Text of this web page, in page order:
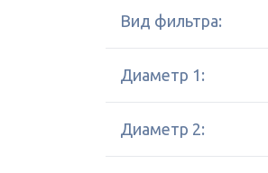
Вид фильтра:
Диаметр 1:
Диаметр 2: